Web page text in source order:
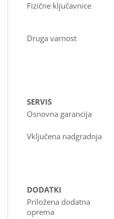
Fizične ključavnice
Druga varnost
SERVIS
Osnovna garancija
Vključena nadgradnja
DODATKI
Priložena dodatna
oprema